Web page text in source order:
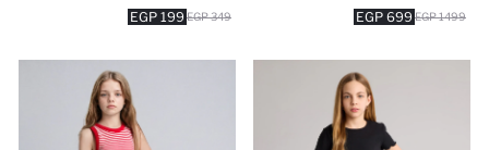
699 EGP 1499 EGP
199 EGP 349 EGP